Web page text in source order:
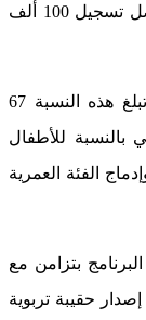
السنة الدراسية 2018-2019 بلغ 55,8 بالمائة بفضل تسجيل 100 ألف
كما ذكر السيد أمزازي بأنه من المرتقب أن تبلغ هذه النسبة 67
الأولي بالنسبة للأطفال
4 و5 سنوات في أفق سنة 2027، وإدماج الفئة العمرية
بتزامن مع
إلى إصدار حقيبة تربوية